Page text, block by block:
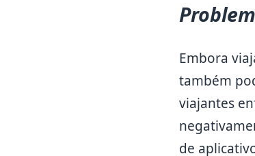
Embora
também
viajantes
de